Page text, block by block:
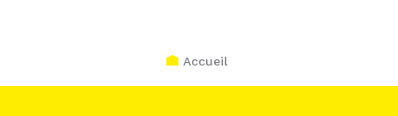
Accueil